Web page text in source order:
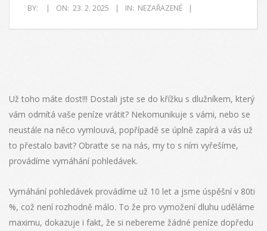
BY: ON: 23. 2. 2025 IN: NEZAŘAZENÉ
Už toho máte dost!!! Dostali jste se do křížku s dlužníkem, který
vám odmítá vaše peníze vrátit? Nekomunikuje s vámi, nebo se
neustále na něco vymlouvá, popřípadě se úplně zapírá a vás už
to přestalo bavit? Obraťte se na nás, my to s ním vyřešíme,
provádíme vymáhání pohledávek.
Vymáhání pohledávek provádíme už 10 let a jsme úspěšní v 80ti
%, což není rozhodně málo. To že pro vymožení dluhu uděláme
maximu, dokazuje i fakt, že si nebereme žádné peníze dopředu